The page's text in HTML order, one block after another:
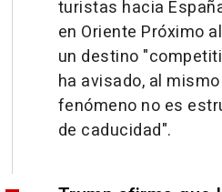
turistas hacia
en Oriente Próximo
un destino
ha avisado, al
fenómeno no es
de caducidad".